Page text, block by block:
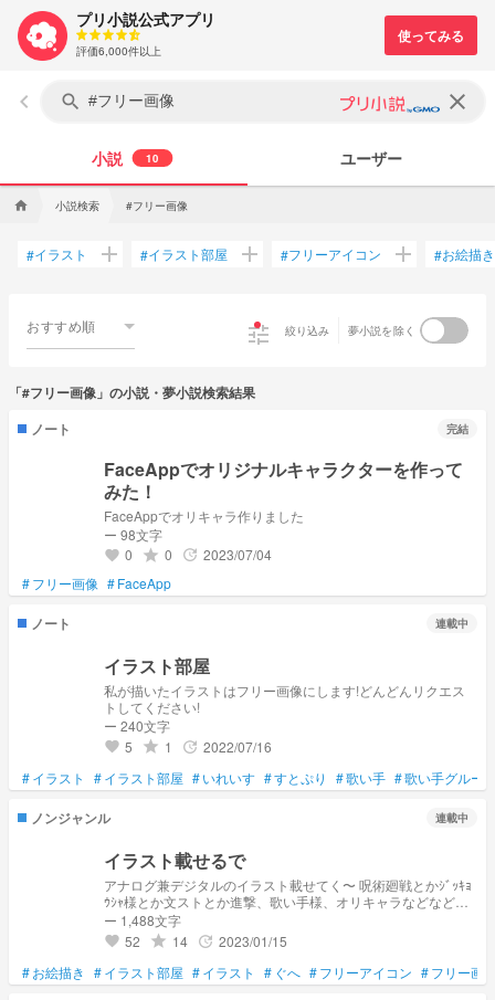
プリ小説公式アプリ
評価6,000件以上
keyboard_arrow_left search clear
小説 10 ユーザー
home 小説検索 #フリー画像
#イラスト add #イラスト部屋 add #フリーアイコン add #お絵描き
おすすめ順 tune 絞り込み 夢小説を除く
「#フリー画像」の小説・夢小説検索結果
ノート
完結
FaceAppでオリジナルキャラクターを作って
みた！
FaceAppでオリキャラ作りました
ー 98文字
favorite 0 grade 0 update 2023/07/04
#フリー画像 #FaceApp
ノート 連載中
イラスト部屋
私が描いたイラストはフリー画像にします!どんどんリクエス
トしてください!
ー 240文字
favorite 5 grade 1 update 2022/07/16
#イラスト #イラスト部屋 #いれいす #すとぷり #歌い手 #歌い手グルー
ノンジャンル 連載中
イラスト載せるで
アナログ兼デジタルのイラスト載せてく〜 呪術廻戦とかｼﾞｯｷｮ
ｳｼｬ様とか文ストとか進撃、歌い手様、オリキャラなどなど…
リクエスト承ります！！！ フリーアイコンとかフリー画像も
置くと思います
ー 1,488文字
favorite 52 grade 14 update 2023/01/15
#お絵描き #イラスト部屋 #イラスト # ぐへ #フリーアイコン #フリー画